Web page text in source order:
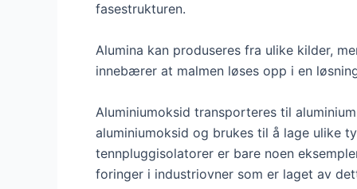
fasestrukturen.
Alumina kan produseres fra ulike kilder,
innebærer at malmen løses opp i en
Aluminiumoksid transporteres til
aluminiumoksid og brukes til å lage ulike
tennpluggisolatorer er bare noen
foringer i industriovner som er laget av